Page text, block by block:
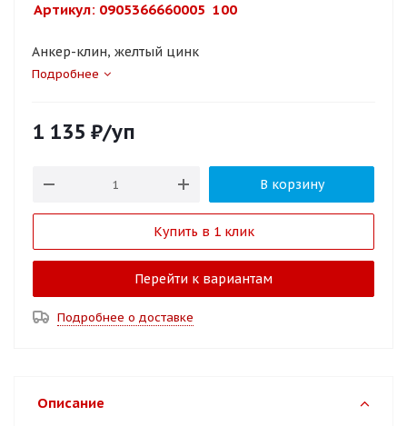
Артикул: 0905366660005  100
Анкер-клин, желтый цинк
Подробнее
1 135 ₽/уп
В корзину
Купить в 1 клик
Перейти к вариантам
Подробнее о доставке
Описание